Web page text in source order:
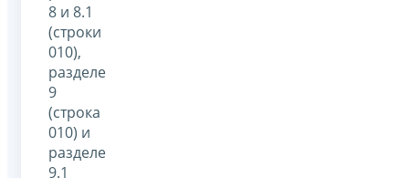
8 и 8.1
(строки
010),
разделе
9
(строка
010) и
разделе
9.1